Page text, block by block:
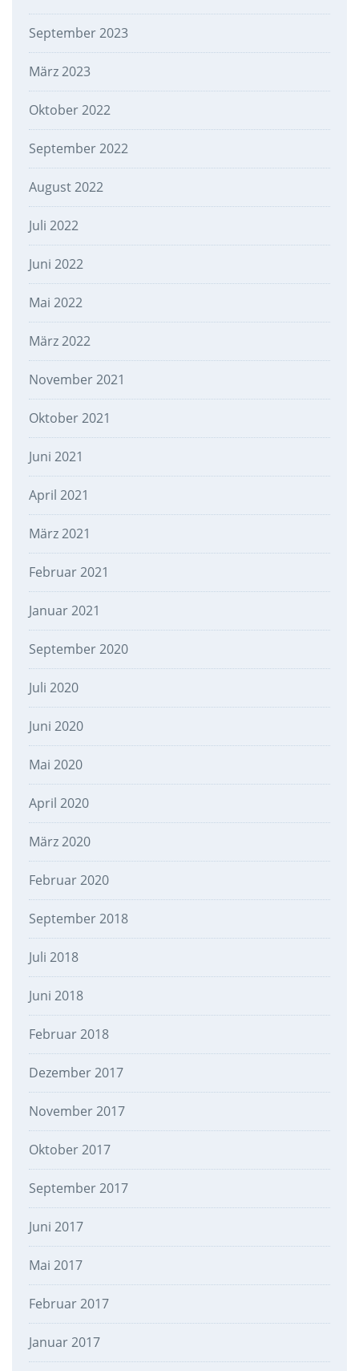
September 2023
März 2023
Oktober 2022
September 2022
August 2022
Juli 2022
Juni 2022
Mai 2022
März 2022
November 2021
Oktober 2021
Juni 2021
April 2021
März 2021
Februar 2021
Januar 2021
September 2020
Juli 2020
Juni 2020
Mai 2020
April 2020
März 2020
Februar 2020
September 2018
Juli 2018
Juni 2018
Februar 2018
Dezember 2017
November 2017
Oktober 2017
September 2017
Juni 2017
Mai 2017
Februar 2017
Januar 2017